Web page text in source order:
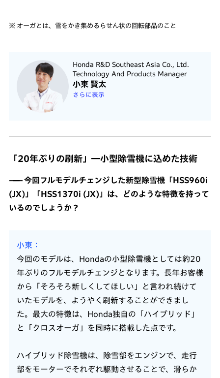
※ オーガとは、雪をかき集めるらせん状の回転部品のこと
Honda R&D Southeast Asia Co., Ltd.
Technology And Products Manager
小東 賢太
さらに表示
「20年ぶりの刷新」―小型除雪機に込めた技術
今回フルモデルチェンジした新型除雪機「HSS960i
(JX)」「HSS1370i (JX)」は、どのような特徴を持って
いるのでしょうか？
小東
今回のモデルは、Hondaの小型除雪機としては約20
年ぶりのフルモデルチェンジとなります。長年お客様
から「そろそろ新しくしてほしい」と言われ続けて
いたモデルを、ようやく刷新することができまし
た。最大の特徴は、Honda独自の「ハイブリッド」
と「クロスオーガ」を同時に搭載した点です。
ハイブリッド除雪機は、除雪部をエンジンで、走行
部をモーターでそれぞれ駆動させることで、滑らか